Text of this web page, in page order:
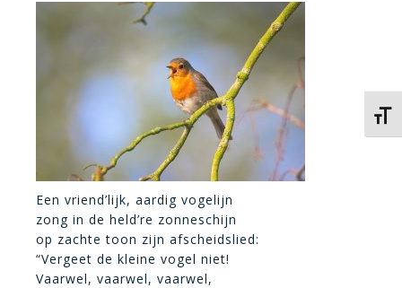
Een vriend’lijk, aardig vogelijn
zong in de held’re zonneschijn
op zachte toon zijn afscheidslied:
“Vergeet de kleine vogel niet!
Vaarwel, vaarwel, vaarwel,